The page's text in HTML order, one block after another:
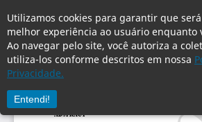
Utilizamos cookies para garantir que
melhor experiência ao usuário enquanto
Ao navegar pelo site, você autoriza a
utiliza-los conforme descritos em nossa
Privacidade.
Entendi!